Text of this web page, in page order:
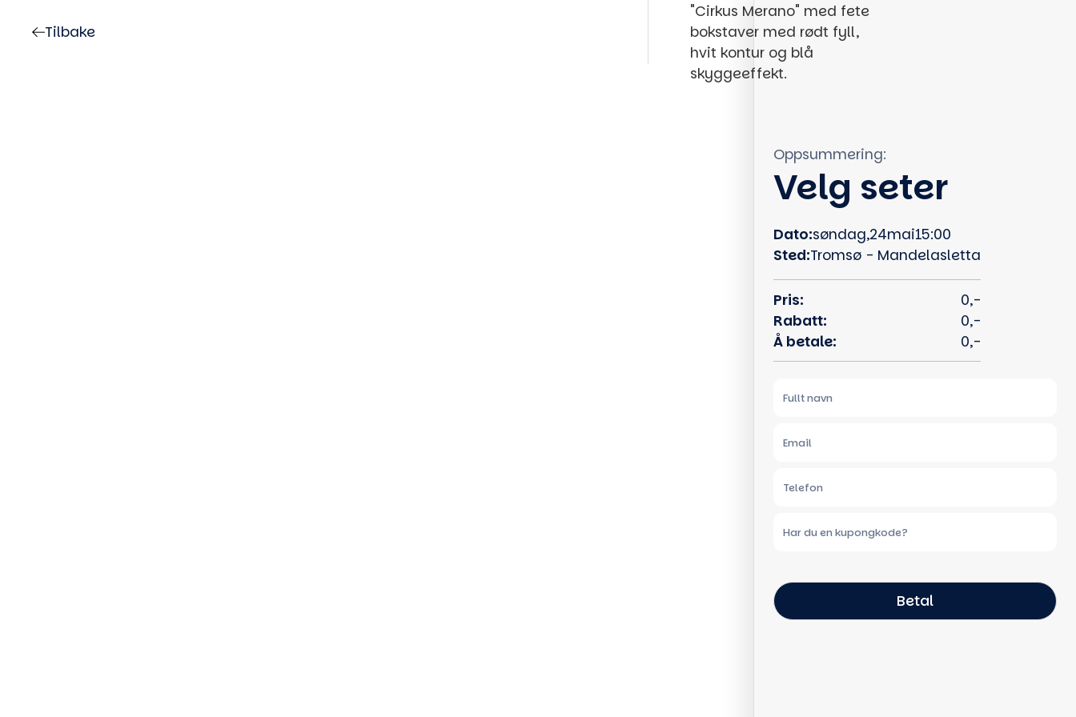
Tilbake
Oppsummering:
Velg seter
Dato:søndag,24mai15:00
Sted:Tromsø - Mandelasletta
Pris:
0,-
Rabatt:
0,-
Å betale:
0,-
Betal